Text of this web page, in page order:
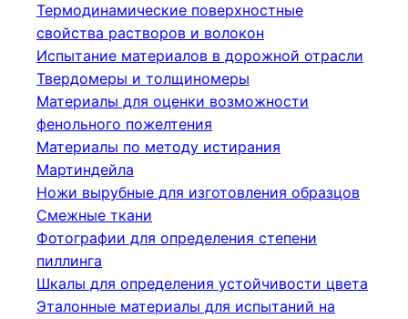
Термодинамические поверхностные
свойства растворов и волокон
Испытание материалов в дорожной отрасли
Твердомеры и толщиномеры
Материалы для оценки возможности
фенольного пожелтения
Материалы по методу истирания
Мартиндейла
Ножи вырубные для изготовления образцов
Смежные ткани
Фотографии для определения степени
пиллинга
Шкалы для определения устойчивости цвета
Эталонные материалы для испытаний на